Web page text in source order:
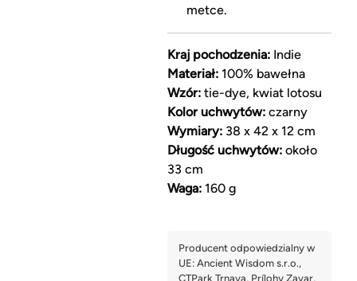
metce.
Kraj pochodzenia:Indie
Materiał:100% bawełna
Wzór:tie-dye, kwiat lotosu
Kolor uchwytów:czarny
Wymiary:38 x 42 x 12 cm
Długość uchwytów:około
33 cm
Waga:160 g